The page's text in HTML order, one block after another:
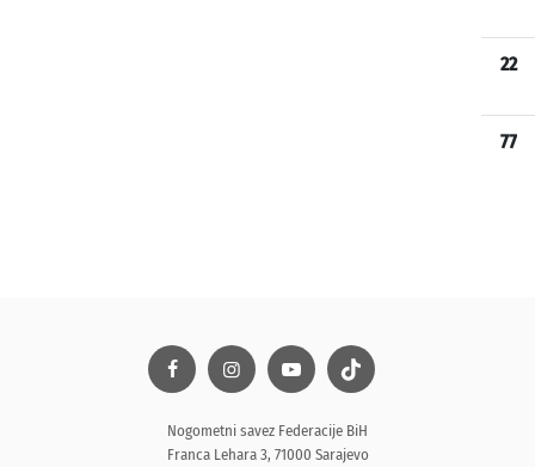
22
77
Nogometni savez Federacije BiH
Franca Lehara 3, 71000 Sarajevo